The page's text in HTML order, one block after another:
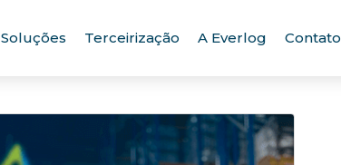
Soluções Terceirização A Everlog Contato